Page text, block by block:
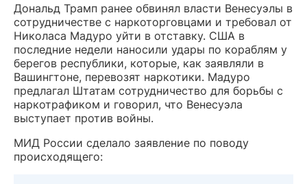
Дональд Трамп ранее обвинял власти Венесуэлы в
сотрудничестве с наркоторговцами и требовал от
Николаса Мадуро уйти в отставку. США в
последние недели наносили удары по кораблям у
берегов республики, которые, как заявляли в
Вашингтоне, перевозят наркотики. Мадуро
предлагал Штатам сотрудничество для борьбы с
наркотрафиком и говорил, что Венесуэла
выступает против войны.
МИД России сделало заявление по поводу
происходящего: